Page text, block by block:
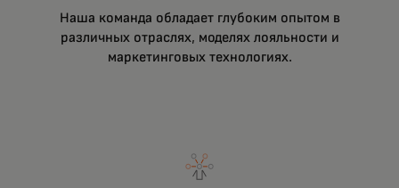
Наша команда обладает глубоким опытом в
различных отраслях, моделях лояльности и
маркетинговых технологиях.